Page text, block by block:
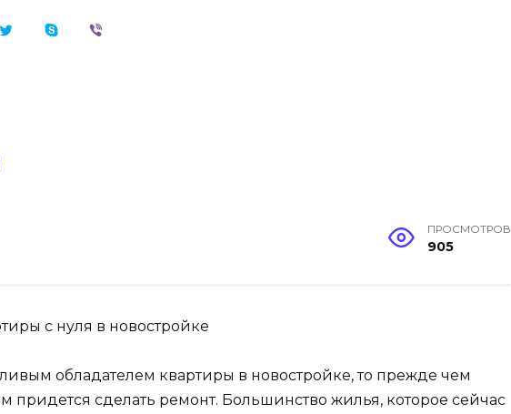
ПРОСМОТРОВ
905
с нуля в новостройке
обладателем квартиры в новостройке, то прежде чем
придется сделать ремонт. Большинство жилья, которое сейчас